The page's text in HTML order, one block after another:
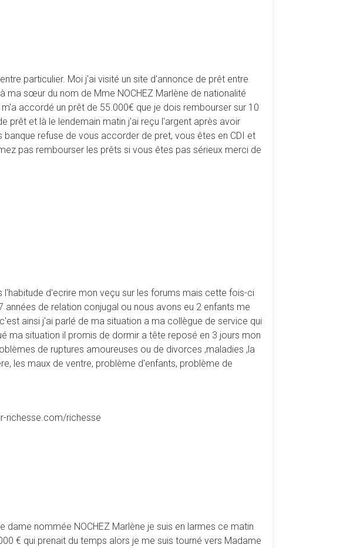
particulier. Moi j'ai visité un site d'annonce de prêt entre
sœur du nom de Mme NOCHEZ Marlène de nationalité
accordé un prêt de 55.000€ que je dois rembourser sur 10
prêt et là le lendemain matin j'ai reçu l'argent après avoir
refuse de vous accorder de pret, vous êtes en CDI et
pas rembourser les prêts si vous êtes pas sérieux merci de
l'habitude d'ecrire mon veçu sur les forums mais cette fois-ci
de relation conjugal ou nous avons eu 2 enfants me
ainsi j'ai parlé de ma situation a ma collègue de service qui
ma situation il promis de dormir a tête reposé en 3 jours mon
de ruptures amoureuses ou de divorces ,maladies ,la
les maux de ventre, problème d'enfants, problème de
richesse.com/richesse
dame nommée NOCHEZ Marlène je suis en larmes ce matin
€ qui prenait du temps alors je me suis tourné vers Madame